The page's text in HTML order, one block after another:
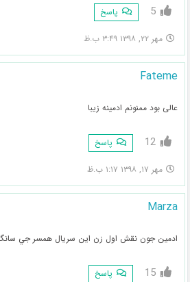
5 پاسخ
مهر ۲۲, ۱۳۹۸ ۳:۴۹ ب.ظ
Fateme
عالی بود ممنونم ادمینه زیبا
12 پاسخ
مهر ۱۷, ۱۳۹۸ ۱:۱۷ ب.ظ
Marza
ادمين جون نقش اول زن اين سريال همسر جي
15 پاسخ